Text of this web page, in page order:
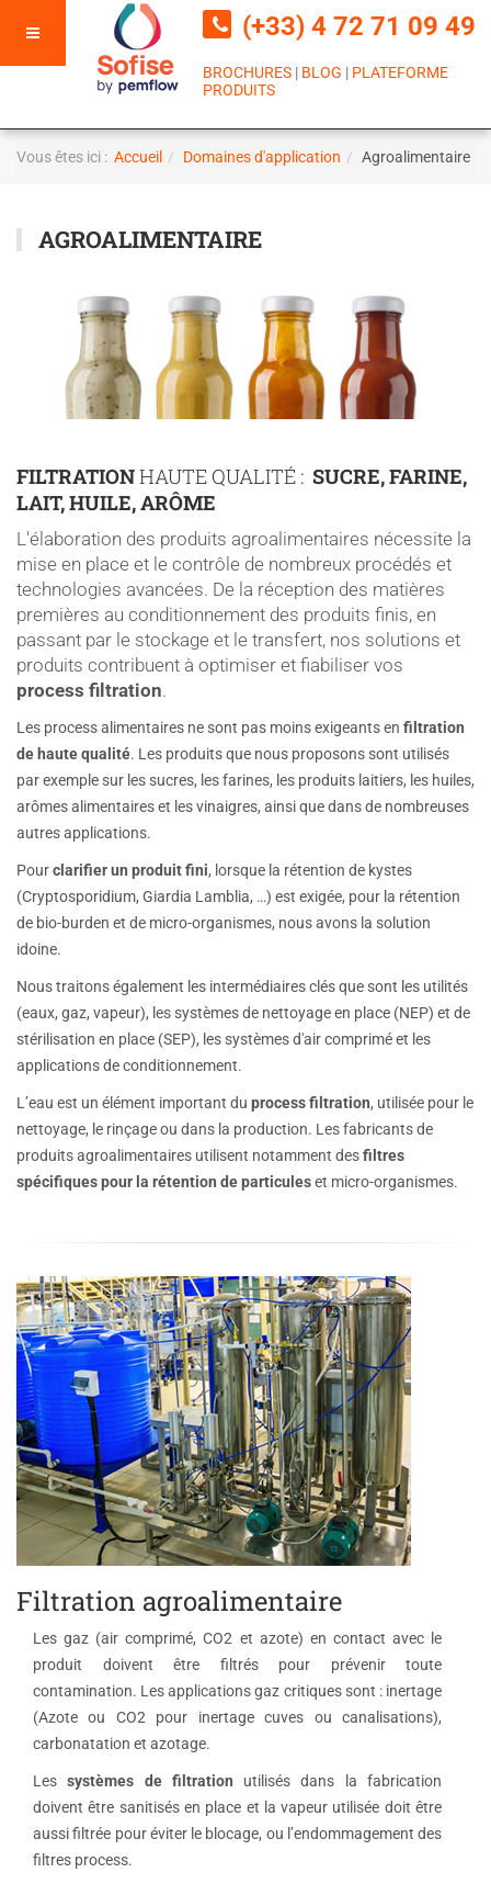
(+33) 4 72 71 09 49
BROCHURES | BLOG | PLATEFORME
PRODUITS
Vous êtes ici : Accueil Domaines d'application Agroalimentaire
AGROALIMENTAIRE
FILTRATIONHAUTE QUALITÉ : SUCRE, FARINE,
LAIT, HUILE, ARÔME
L'élaboration des produits agroalimentaires nécessite la
mise en place et le contrôle de nombreux procédés et
technologies avancées. De la réception des matières
premières au conditionnement des produits finis, en
passant par le stockage et le transfert, nos solutions et
produits contribuent à optimiser et fiabiliser vos
process filtration.
Les process alimentaires ne sont pas moins exigeants en filtration
de haute qualité. Les produits que nous proposons sont utilisés
par exemple sur les sucres, les farines, les produits laitiers, les huiles,
arômes alimentaires et les vinaigres, ainsi que dans de nombreuses
autres applications.
Pourclarifier un produit fini, lorsque la rétention de kystes
(Cryptosporidium, Giardia Lamblia, …) est exigée, pour la rétention
de bio-burden et de micro-organismes, nous avons la solution
idoine.
Nous traitons également les intermédiaires clés que sont les utilités
(eaux, gaz, vapeur), les systèmes de nettoyage en place (NEP) et de
stérilisation en place (SEP), les systèmes d'air comprimé et les
applications de conditionnement.
L’eau est un élément important du process filtration, utilisée pour le
nettoyage, le rinçage ou dans la production. Les fabricants de
produits agroalimentaires utilisent notamment desfiltres
spécifiques pour la rétention de particuleset micro-organismes.
Filtration agroalimentaire
Les gaz (air comprimé, CO2 et azote) en contact avec le
produit doivent être filtrés pour prévenir toute
contamination. Les applications gaz critiques sont : inertage
(Azote ou CO2 pour inertage cuves ou canalisations),
carbonatation et azotage.
Lessystèmes de filtration utilisés dans la fabrication
doivent être sanitisés en place et la vapeur utilisée doit être
aussi filtrée pour éviter le blocage, ou l’endommagement des
filtres process.